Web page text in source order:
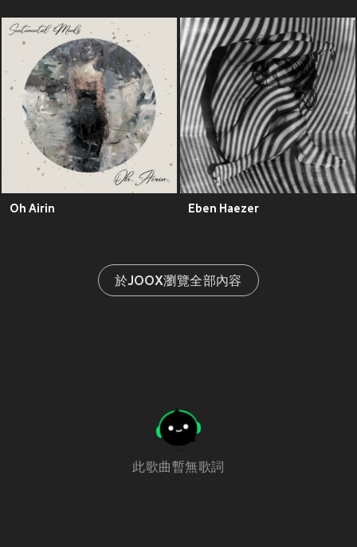
Oh Airin Eben Haezer
於JOOX瀏覽全部內容
此歌曲暫無歌詞